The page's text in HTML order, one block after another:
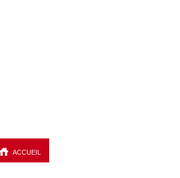
accueil